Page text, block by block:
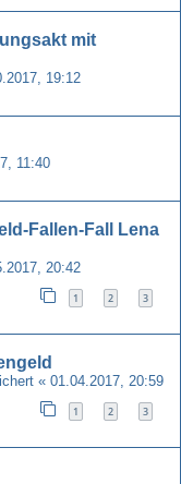
mit
19:12
11:40
Fallen-Fall Lena
20:42
1 2 3
« 01.04.2017, 20:59
1 2 3